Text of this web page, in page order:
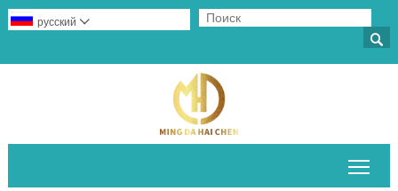

русский 